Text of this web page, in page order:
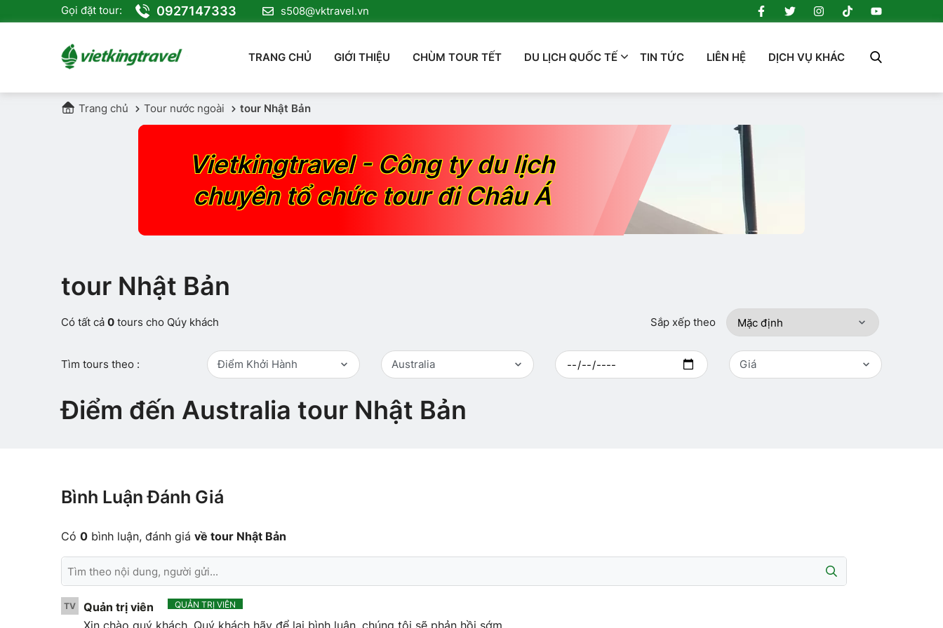
Gọi đặt tour: 0927147333 s508@vktravel.vn
TRANG CHỦ GIỚI THIỆU CHÙM TOUR TẾT DU LỊCH QUỐC TẾ TIN TỨC LIÊN HỆ DỊCH VỤ KHÁC
Trang chủ Tour nước ngoài tour Nhật Bản
Vietkingtravel - Công ty du lịch
chuyên tổ chức tour đi Châu Á
tour Nhật Bản
Có tất cả 0 tours cho Qúy khách Sắp xếp theo
Tìm tours theo : Điểm Khởi Hành Australia Giá
Điểm đến Australia tour Nhật Bản
Bình Luận Đánh Giá
Có 0 bình luận, đánh giá về tour Nhật Bản
TV Quản trị viên QUẢN TRỊ VIÊN
Xin chào quý khách. Quý khách hãy để lại bình luận, chúng tôi sẽ phản hồi sớm